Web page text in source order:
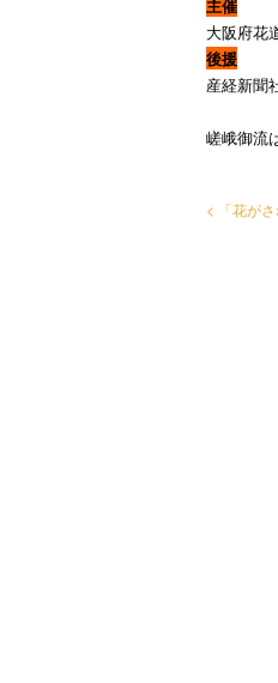
主催
大阪府花
後援
産経新聞
嵯峨御流
< 「花が